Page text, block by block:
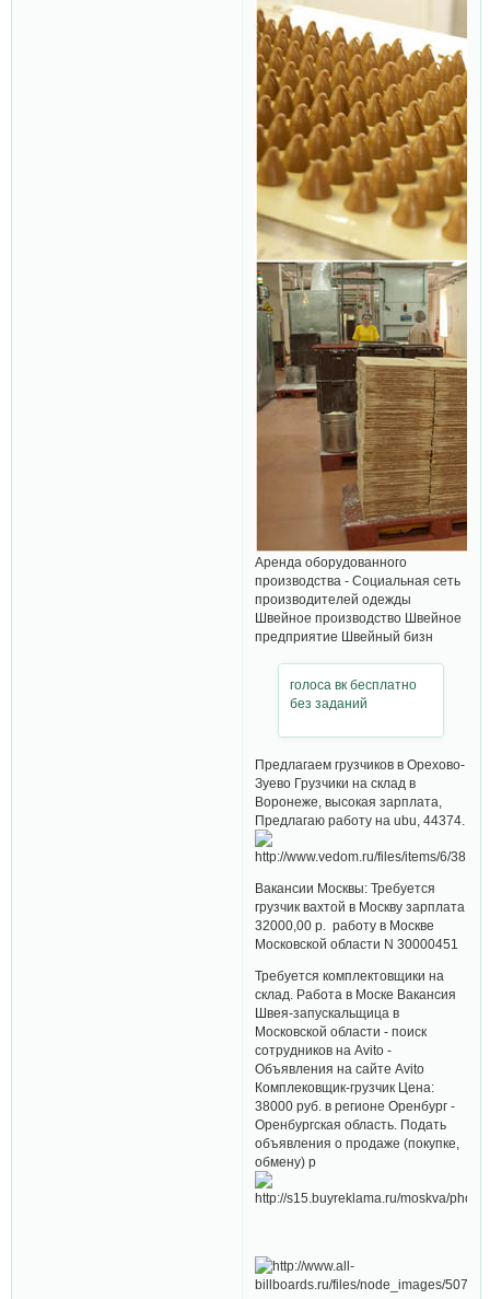
Аренда оборудованного
производства - Социальная сеть
производителей одежды
Швейное производство Швейное
предприятие Швейный бизн
голоса вк бесплатно
без заданий
Предлагаем грузчиков в Орехово-
Зуево Грузчики на склад в
Воронеже, высокая зарплата,
Предлагаю работу на ubu, 44374.
Вакансии Москвы: Требуется
грузчик вахтой в Москву зарплата
32000,00 р. работу в Москве
Московской области N 30000451
Требуется комплектовщики на
склад. Работа в Моске Вакансия
Швея-запускальщица в
Московской области - поиск
сотрудников на Avito -
Объявления на сайте Avito
Комплековщик-грузчик Цена:
38000 руб. в регионе Оренбург -
Оренбургская область. Подать
объявления о продаже (покупке,
обмену) р